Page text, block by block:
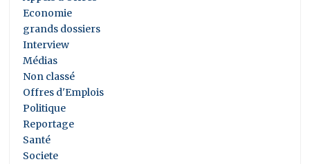
Economie
grands dossiers
Interview
Médias
Non classé
Offres d'Emplois
Politique
Reportage
Santé
Societe